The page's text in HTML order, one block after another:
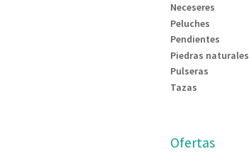
Neceseres
Peluches
Pendientes
Piedras naturales
Pulseras
Tazas
Ofertas